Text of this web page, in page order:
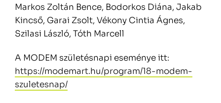
Markos Zoltán Bence, Bodorkos Diána, Jakab
Kincső, Garai Zsolt, Vékony Cintia Ágnes,
Szilasi László, Tóth Marcell
A MODEM születésnapi eseménye itt:
https://modemart.hu/program/18-modem-
szuletesnap/